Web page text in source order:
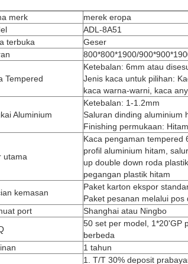
merk
merek eropa
ADL-8A51
terbuka
Geser
800*800*1900/
Tempered
Ketebalan: 6mm atau
Jenis kaca untuk pilihan:
kaca warna-warni, kaca
Aluminium
Ketebalan: 1-1.2mm
Saluran dinding aluminium
Finishing permukaan:
utama
Kaca pengaman tempered
profil aluminium hitam,
up double down roda
pegangan plastik hitam
kemasan
Paket karton ekspor
Paket pesanan melalui
port
Shanghai atau Ningbo
50 set per model, 1*20'GP
berbeda
1 tahun
1. T/T 30% deposit